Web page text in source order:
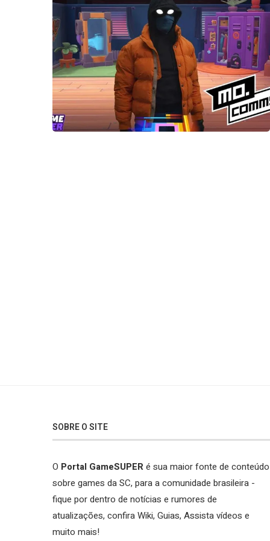
SOBRE O SITE
O Portal GameSUPERé sua maior fonte de conteúdo
sobre games da SC, para a comunidade brasileira -
fique por dentro de notícias e rumores de
atualizações, confira Wiki, Guias, Assista vídeos e
muito mais!